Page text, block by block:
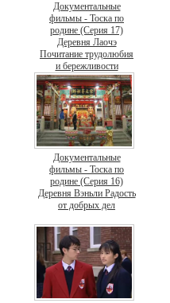
Документальные
фильмы - Тоска по
родине (Серия 17)
Деревня Лаочэ
Почитание трудолюбия
и бережливости
Документальные
фильмы - Тоска по
родине (Серия 16)
Деревня Вэньли Радость
от добрых дел